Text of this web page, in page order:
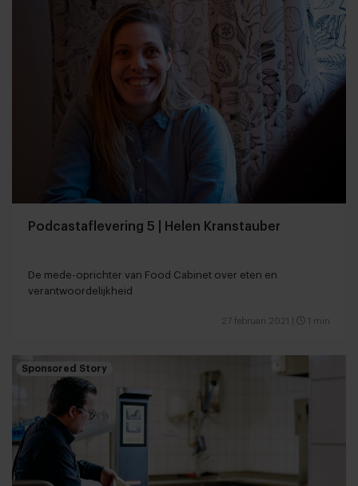
Podcastaflevering 5 | Helen Kranstauber
De mede-oprichter van Food Cabinet over eten en
verantwoordelijkheid
27 februari 2021 1 min
Sponsored Story